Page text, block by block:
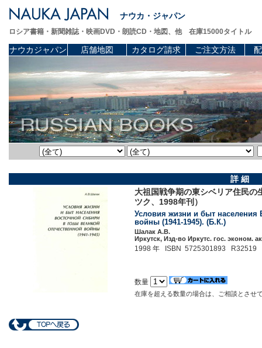
ナウカ・ジャパン
ロシア書籍・新聞雑誌・映画DVD・朗読CD・地図、他 在庫15000タイトル
ナウカジャパン 店舗地図 カタログ請求 ご注文方法
詳 細
大祖国戦争期の東シベリア住民
ツク、1998年刊）
Условия жизни и быт населения
войны (1941-1945). (Б.К.)
Шалак А.В.
Иркутск, Изд-во Иркутс. гос. эконом.
1998 年 ISBN 5725301893 R32519
数量
在庫を超える数量の場合は、ご相談とさせ